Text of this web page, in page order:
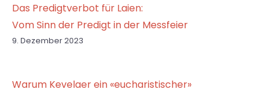
Das Predigtverbot für Laien:
Vom Sinn der Predigt in der Messfeier
9. Dezember 2023
Warum Kevelaer ein «eucharistischer»